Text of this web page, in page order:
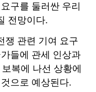
구를 둘러싼 우리
전망이다.
쟁 관련 기여 요구
들에 관세 인상과
복에 나선 상황에
으로 예상된다.